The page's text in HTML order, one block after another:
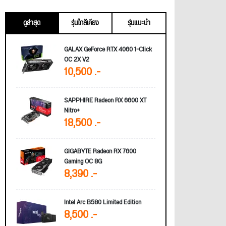
ดูล่าสุด รุ่นใกล้เคียง
รุ่นแนะนำ
GALAX GeForce RTX 4060 1-Click
OC 2X V2
10,500 .-
SAPPHIRE Radeon RX 6600 XT
Nitro+
18,500 .-
GIGABYTE Radeon RX 7600
Gaming OC 8G
8,390 .-
Intel Arc B580 Limited Edition
8,500 .-